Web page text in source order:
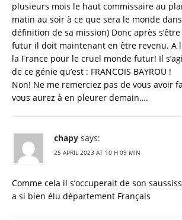
plusieurs mois le haut commissaire au
matin au soir à ce que sera le monde dans
définition de sa mission) Donc après
futur il doit maintenant en être revenu. A
la France pour le cruel monde futur! Il
de ce génie qu’est : FRANCOIS BAYROU !
Non! Ne me remerciez pas de vous avoir
vous aurez à en pleurer demain….
chapy says:
25 APRIL 2023 AT 10 H 09 MIN
Comme cela il s’occuperait de son
a si bien élu département Français